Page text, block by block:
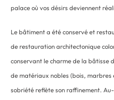
palace où vos désirs deviennent
Le bâtiment a été conservé et
de restauration architectonique
conservant le charme de la bâtisse
de matériaux nobles (bois, marbres
sobriété reflète son raffinement.